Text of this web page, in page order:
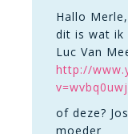
Hallo Merle,
dit is wat ik
Luc Van
http://
of deze?
moeder